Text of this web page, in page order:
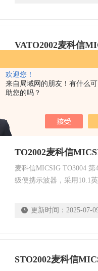
欢迎您！
来自局域网的朋友！有什么
助您的吗？
VATO2002麦科信
麦科信MICSIG
1GSa/s 存储深度：
任意支持安卓系统的平台
卓系统的个人电脑。
TO2002麦科信
麦科信MICSIG TO3004
级便携示波器，采用10.1
220Mpts，搭载了测试仪
更新时间： 2025-07-
STO2002麦科信